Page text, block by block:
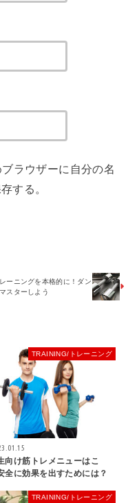
ラウザーに自分の名
する。
ーニングを本格的に！ダン
スターしよう
TRAINING/トレーニング
向け筋トレメニューはこ
全に効果を出すためには？
TRAINING/トレーニング